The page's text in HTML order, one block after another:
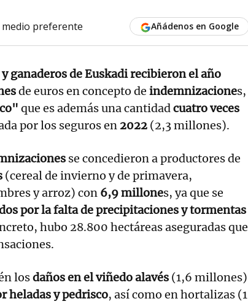
preferente Añádenos en Google
ganaderos de Euskadi recibieron el año
de euros en concepto de indemnizaciones,
que es además una cantidadcuatro veces
por los seguros en 2022 (2,3 millones).
se concedieron a productores de
(cereal de invierno y de primavera,
y arroz) con 6,9 millones, ya que se
por la falta de precipitaciones y tormentas
hubo 28.800 hectáreas aseguradas que
losdaños en el viñedo alavés (1,6 millones)
heladas y pedrisco, así como en hortalizas (1